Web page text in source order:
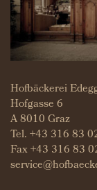
Hofbäckerei
Hofgasse 6
A 8010 Graz
Tel.+43 316 83
Fax +43 316 83